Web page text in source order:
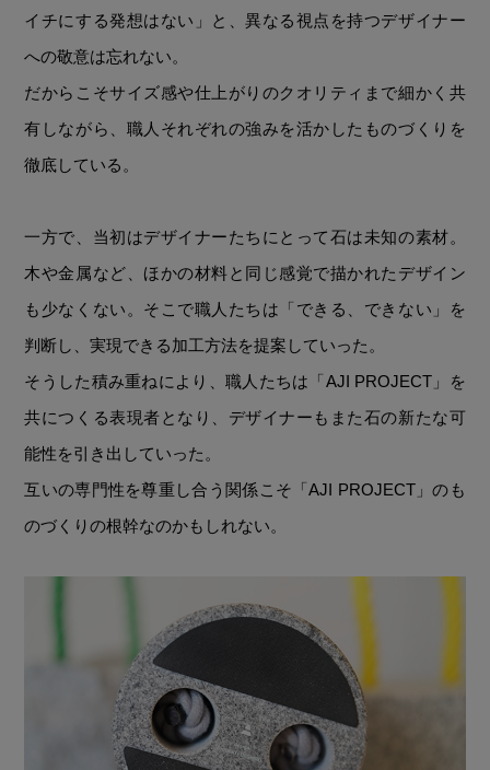
イチにする発想はない」と、異なる視点を持つデザイナー
への敬意は忘れない。
だからこそサイズ感や仕上がりのクオリティまで細かく共
有しながら、職人それぞれの強みを活かしたものづくりを
徹底している。
一方で、当初はデザイナーたちにとって石は未知の素材。
木や金属など、ほかの材料と同じ感覚で描かれたデザイン
も少なくない。そこで職人たちは「できる、できない」を
判断し、実現できる加工方法を提案していった。
そうした積み重ねにより、職人たちは「AJI PROJECT」を
共につくる表現者となり、デザイナーもまた石の新たな可
能性を引き出していった。
互いの専門性を尊重し合う関係こそ「AJI PROJECT」のも
のづくりの根幹なのかもしれない。